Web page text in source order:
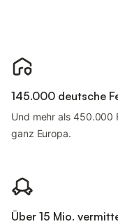
145.000 deutsche
Und mehr als 450.000
ganz Europa.
Über 15 Mio.